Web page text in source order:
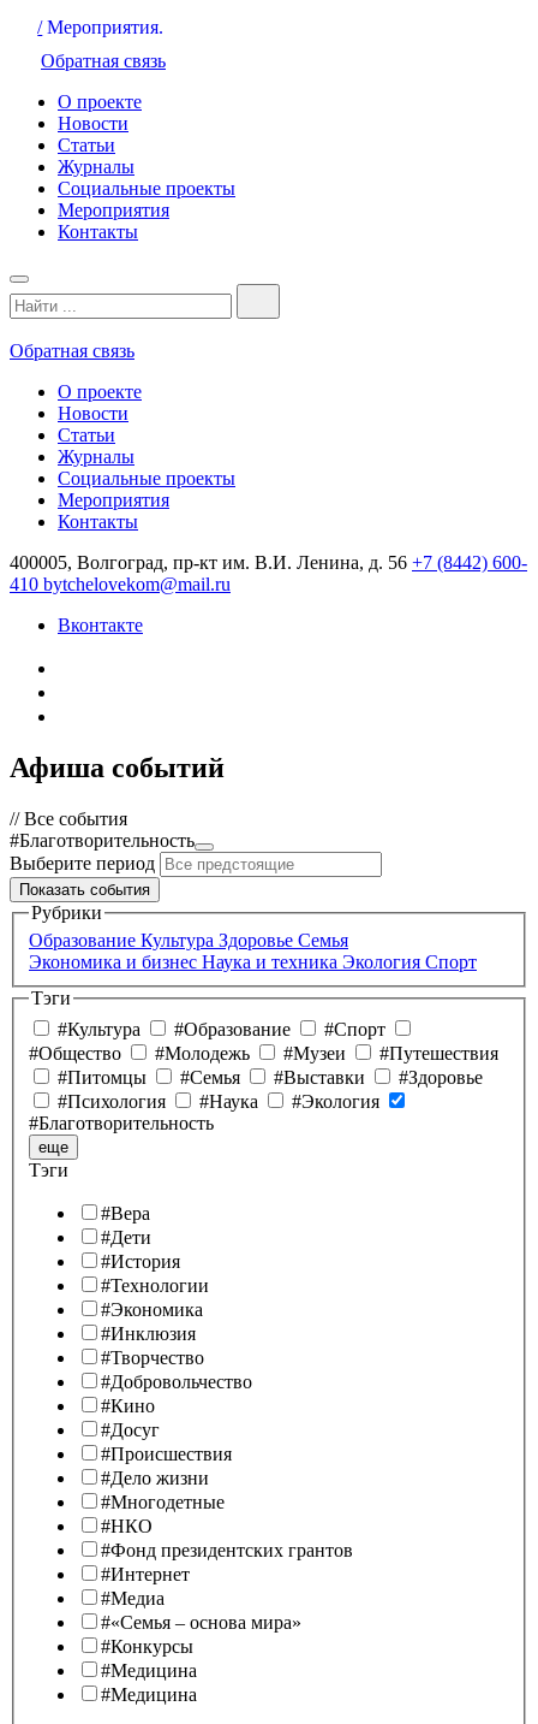
/ Мероприятия.
Обратная связь
О проекте
Новости
Статьи
Журналы
Социальные проекты
Мероприятия
Контакты
Обратная связь
О проекте
Новости
Статьи
Журналы
Социальные проекты
Мероприятия
Контакты
400005, Волгоград, пр-кт им. В.И. Ленина, д. 56 +7 (8442) 600-
410 bytchelovekom@mail.ru
Вконтакте
Афиша событий
// Все события
#Благотворительность
Выберите период
Показать события
Рубрики
Образование Культура Здоровье Семья
Экономика и бизнес Наука и техника Экология Спорт
Тэги
#Культура
#Образование
#Спорт
#Общество
#Молодежь #Музеи
#Путешествия
#Питомцы
#Семья #Выставки
#Здоровье
#Психология
#Наука
#Экология
#Благотворительность
еще
Тэги
#Вера
#Дети
#История
#Технологии
#Экономика
#Инклюзия
#Творчество
#Добровольчество
#Кино
#Досуг
#Происшествия
#Дело жизни
#Многодетные
#НКО
#Фонд президентских грантов
#Интернет
#Медиа
#«Семья – основа мира»
#Конкурсы
#Медицина
#Медицина